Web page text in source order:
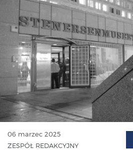
06 marzec 2025
ZESPÓŁ REDAKCYJNY